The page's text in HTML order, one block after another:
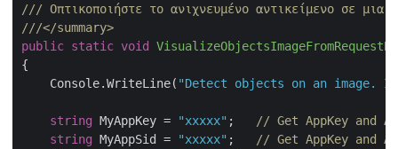
/// Οπτικοποιήστε το ανιχνευμένο αντικείμενο σε
///</summary>
public static void
{
    Console.WriteLine(
"Detect objects on an image.
string MyAppKey = "xxxxx" ;
// Get AppKey and
string MyAppSid = "xxxxx" ;
// Get AppKey and